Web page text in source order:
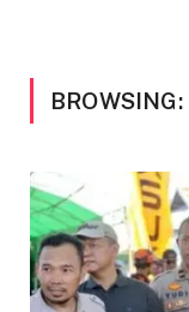
BROWSING: